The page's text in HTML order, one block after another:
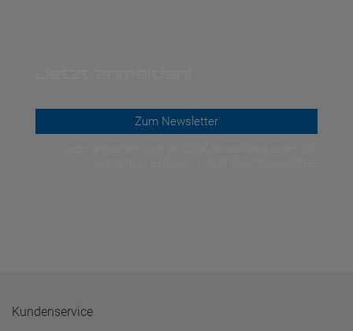
Zum Newsletter
Kundenservice